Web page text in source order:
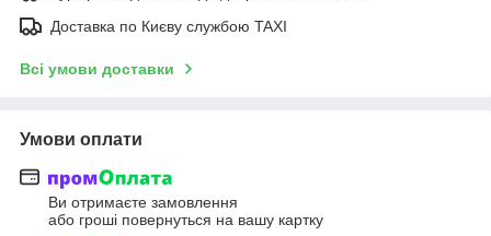
Доставка по Києву службою TAXI
Всі умови доставки
Умови оплати
Ви отримаєте замовлення
або гроші повернуться на вашу картку